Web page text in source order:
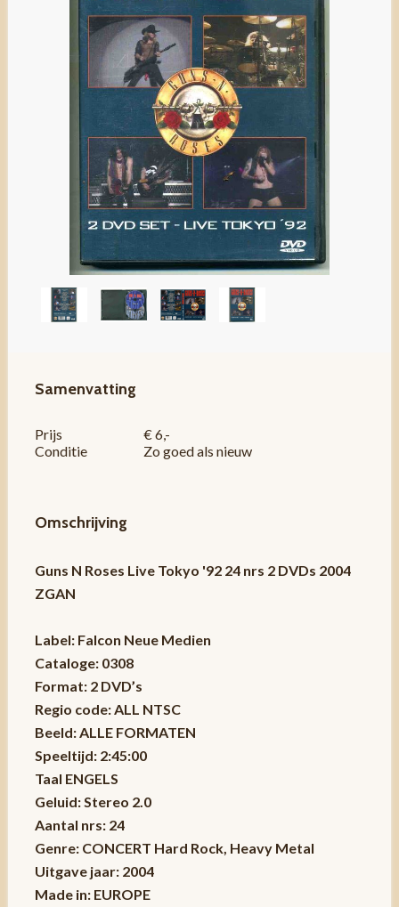
Samenvatting
Prijs
€ 6,-
Conditie
Zo goed als nieuw
Omschrijving
Guns N Roses Live Tokyo '92 24 nrs 2 DVDs 2004
ZGAN
Label: Falcon Neue Medien
Cataloge: 0308
Format: 2 DVD’s
Regio code: ALL NTSC
Beeld: ALLE FORMATEN
Speeltijd: 2:45:00
Taal ENGELS
Geluid: Stereo 2.0
Aantal nrs: 24
Genre: CONCERT Hard Rock, Heavy Metal
Uitgave jaar: 2004
Made in: EUROPE